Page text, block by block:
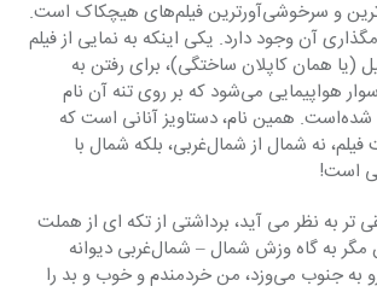
یکی از سرگرم‌ کننده‌ترین و سرخوشی‌آورترین فیلم‌های هیچکاک است.
آن وجود دارد. یکی اینکه به نمایی از فیلم
(یا همان کاپلان ساختگی)، برای رفتن به
پناهگاه جاسوسان، سوار هواپیمایی می‌شود که بر روی تنه آن نام
Northwest نوشته شده‌است. همین نام، دستاویز آنانی است که
می‌پندارند نام درست فیلم، نه شمال از شمال‌غربی، بلکه شمال با
تر به نظر می آید، برداشتی از تکه ای از هملت
شکسپیر است: « من مگر به گاه وزش شمال – شمال‌غربی دیوانه
باشم: آن‌گاه که باد رو به جنوب می‌وزد، من خردمندم و خوب و بد را